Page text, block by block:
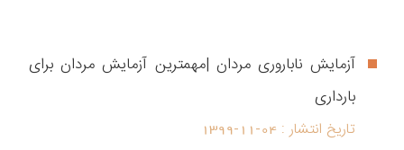
آزمایش ناباروری مردان |مهمترین آزمایش مردان برای
بارداری
تاریخ انتشار : 1399-11-04